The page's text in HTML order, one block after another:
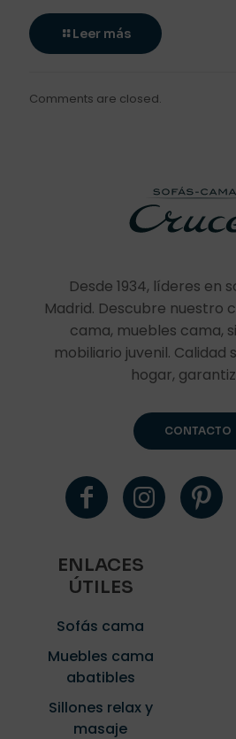
Leer más
Comments are closed.
Desde 1934, líderes en
Madrid. Descubre nuestro
cama, muebles cama,
mobiliario juvenil. Calidad
hogar,
CONTACTO
ENLACES
ÚTILES
Sofás cama
Muebles cama
abatibles
Sillones relax y
masaje